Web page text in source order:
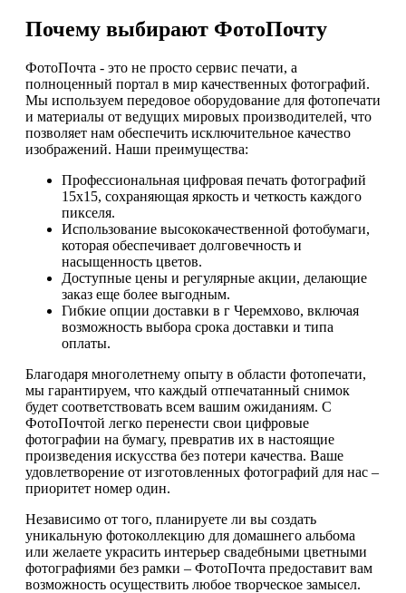
Почему выбирают ФотоПочту
ФотоПочта - это не просто сервис печати, а
полноценный портал в мир качественных фотографий.
Мы используем передовое оборудование для фотопечати
и материалы от ведущих мировых производителей, что
позволяет нам обеспечить исключительное качество
изображений. Наши преимущества:
Профессиональная цифровая печать фотографий
15х15, сохраняющая яркость и четкость каждого
пикселя.
Использование высококачественной фотобумаги,
которая обеспечивает долговечность и
насыщенность цветов.
Доступные цены и регулярные акции, делающие
заказ еще более выгодным.
Гибкие опции доставки в г Черемхово, включая
возможность выбора срока доставки и типа
оплаты.
Благодаря многолетнему опыту в области фотопечати,
мы гарантируем, что каждый отпечатанный снимок
будет соответствовать всем вашим ожиданиям. С
ФотоПочтой легко перенести свои цифровые
фотографии на бумагу, превратив их в настоящие
произведения искусства без потери качества. Ваше
удовлетворение от изготовленных фотографий для нас –
приоритет номер один.
Независимо от того, планируете ли вы создать
уникальную фотоколлекцию для домашнего альбома
или желаете украсить интерьер свадебными цветными
фотографиями без рамки – ФотоПочта предоставит вам
возможность осуществить любое творческое замысел.